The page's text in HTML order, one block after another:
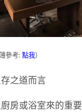
參考: 點我）
之道而言
房或浴室來的重要